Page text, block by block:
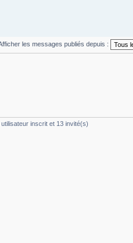
les messages publiés depuis :
inscrit et 13 invité(s)